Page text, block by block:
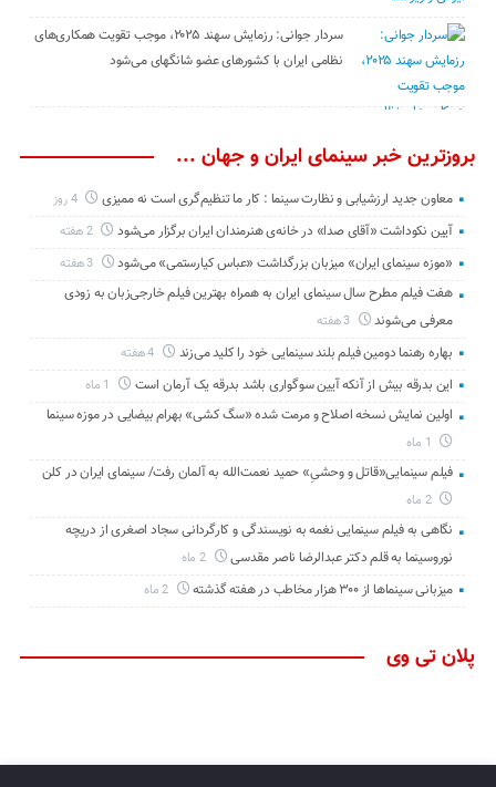
سردار جوانی: رزمایش سهند ۲۰۲۵، موجب تقویت همکاری‌های
نظامی ایران با کشور‌های عضو شانگهای می‌شود
بروزترین خبر سینمای ایران و جهان ...
معاون جدید ارزشیابی و نظارت سینما : کار ما تنظیم‌گری است نه ممیزی 4 روز
آیین نکوداشت «آقای صدا» در خانه‌ی هنرمندان ایران برگزار می‌شود 2 هفته
«موزه سینمای ایران» میزبان بزرگداشت «عباس کیارستمی» می‌شود 3 هفته
هفت فیلم مطرح سال سینمای ایران به همراه بهترین فیلم خارجی‌زبان به زودی
معرفی می‌شوند
3 هفته
بهاره رهنما دومین فیلم بلند سینمایی خود را کلید می‌زند
این بدرقه بیش از آنکه آیین سوگواری باشد بدرقه یک آرمان است
اولین نمایش نسخه اصلاح و مرمت شده «سگ کشی» بهرام بیضایی در موزه سینما
فیلم سینمایی«قاتل و وحشیِ» حمید نعمت‌الله به آلمان رفت/ سینمای ایران در کلن
2 ماه
نگاهی به فیلم سینمایی نغمه به نویسندگی و کارگردانی سجاد اصغری از دریچه
نوروسینما به قلم دکتر عبدالرضا ناصر مقدسی
2 ماه
میزبانی سینماها از ۳۰۰ هزار مخاطب در هفته گذشته 2 ماه
پلان تی وی